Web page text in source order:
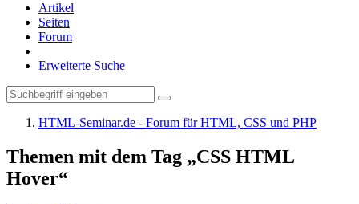
Artikel
Seiten
Forum
Erweiterte Suche
HTML-Seminar.de - Forum für HTML, CSS und PHP
Themen mit dem Tag „CSS HTML
Hover“